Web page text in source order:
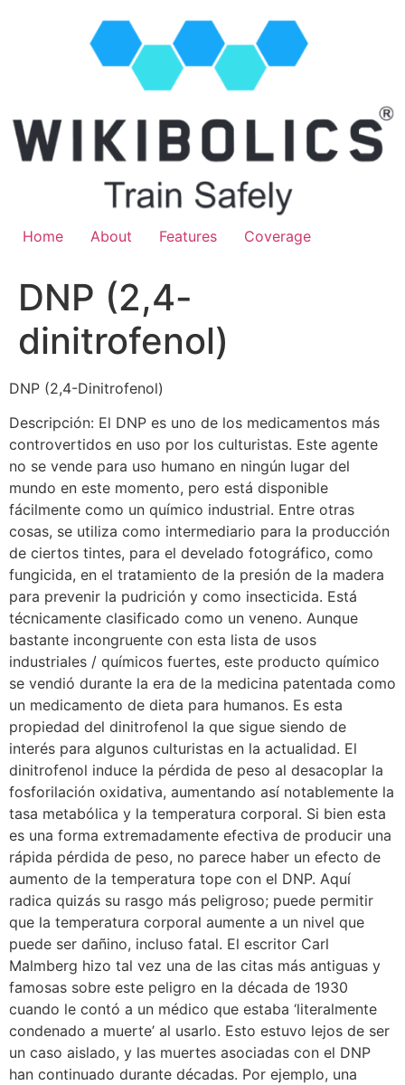
Home About Features Coverage
DNP (2,4-
dinitrofenol)
DNP (2,4-Dinitrofenol)
Descripción: El DNP es uno de los medicamentos más
controvertidos en uso por los culturistas. Este agente
no se vende para uso humano en ningún lugar del
mundo en este momento, pero está disponible
fácilmente como un químico industrial. Entre otras
cosas, se utiliza como intermediario para la producción
de ciertos tintes, para el develado fotográfico, como
fungicida, en el tratamiento de la presión de la madera
para prevenir la pudrición y como insecticida. Está
técnicamente clasificado como un veneno. Aunque
bastante incongruente con esta lista de usos
industriales / químicos fuertes, este producto químico
se vendió durante la era de la medicina patentada como
un medicamento de dieta para humanos. Es esta
propiedad del dinitrofenol la que sigue siendo de
interés para algunos culturistas en la actualidad. El
dinitrofenol induce la pérdida de peso al desacoplar la
fosforilación oxidativa, aumentando así notablemente la
tasa metabólica y la temperatura corporal. Si bien esta
es una forma extremadamente efectiva de producir una
rápida pérdida de peso, no parece haber un efecto de
aumento de la temperatura tope con el DNP. Aquí
radica quizás su rasgo más peligroso; puede permitir
que la temperatura corporal aumente a un nivel que
puede ser dañino, incluso fatal. El escritor Carl
Malmberg hizo tal vez una de las citas más antiguas y
famosas sobre este peligro en la década de 1930
cuando le contó a un médico que estaba ‘literalmente
condenado a muerte’ al usarlo. Esto estuvo lejos de ser
un caso aislado, y las muertes asociadas con el DNP
han continuado durante décadas. Por ejemplo, una